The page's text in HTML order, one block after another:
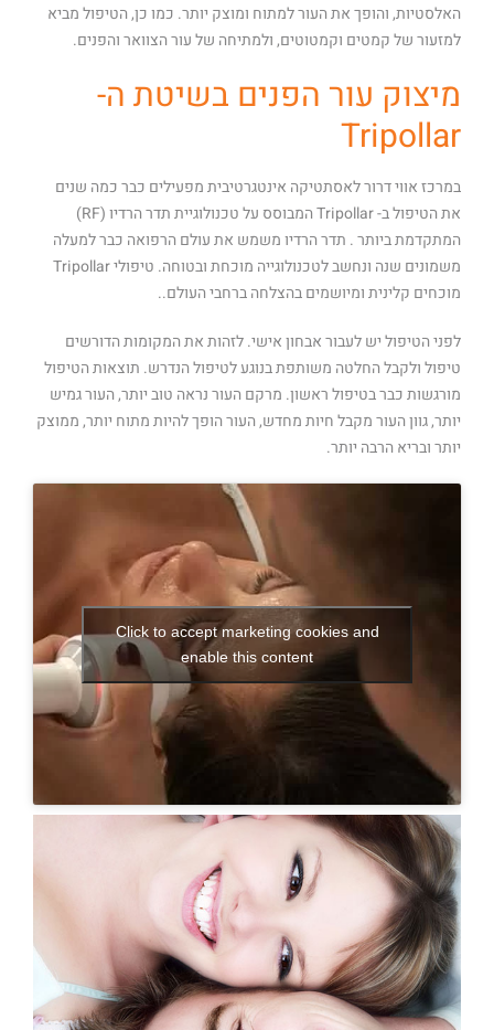
האלסטיות, והופך את העור למתוח ומוצק יותר. כמו כן, הטיפול מביא
למזעור של קמטים וקמטוטים, ולמתיחה של עור הצוואר והפנים.
מיצוק עור הפנים בשיטת ה-
Tripollar
במרכז אווי דרור לאסתטיקה אינטגרטיבית מפעילים כבר כמה שנים
את הטיפול ב- Tripollar המבוסס על טכנולוגיית תדר הרדיו (RF)
המתקדמת ביותר . תדר הרדיו משמש את עולם הרפואה כבר למעלה
משמונים שנה ונחשב לטכנולוגייה מוכחת ובטוחה. טיפולי Tripollar
מוכחים קלינית ומיושמים בהצלחה ברחבי העולם..
לפני הטיפול יש לעבור אבחון אישי. לזהות את המקומות הדורשים
טיפול ולקבל החלטה משותפת בנוגע לטיפול הנדרש. תוצאות הטיפול
מורגשות כבר בטיפול ראשון. מרקם העור נראה טוב יותר, העור גמיש
יותר, גוון העור מקבל חיות מחדש, העור הופך להיות מתוח יותר, ממוצק
יותר ובריא הרבה יותר.
Click to accept marketing cookies and
enable this content